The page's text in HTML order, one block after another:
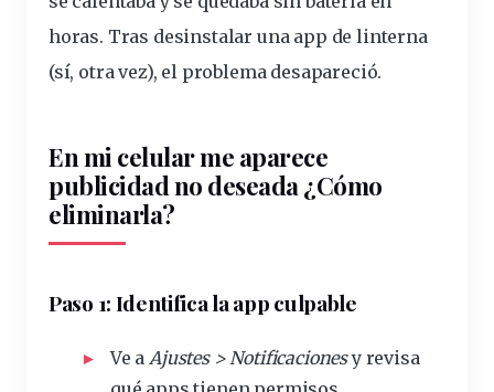
horas. Tras desinstalar una app de linterna
(sí, otra vez), el problema desapareció.
En mi celular me aparece
publicidad no deseada ¿Cómo
eliminarla?
Paso 1: Identifica la app culpable
Ve a Ajustes > Notificacionesy revisa